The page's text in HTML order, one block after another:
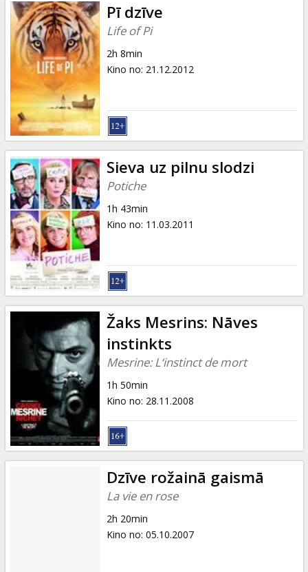
Pī dzīve
Life of Pi
2h 8min
Kino no: 21.12.2012
Sieva uz pilnu slodzi
Potiche
1h 43min
Kino no: 11.03.2011
Žaks Mesrins: Nāves
instinkts
Mesrine: L‘instinct de mort
1h 50min
Kino no: 28.11.2008
Dzīve rožainā gaismā
La vie en rose
2h 20min
Kino no: 05.10.2007